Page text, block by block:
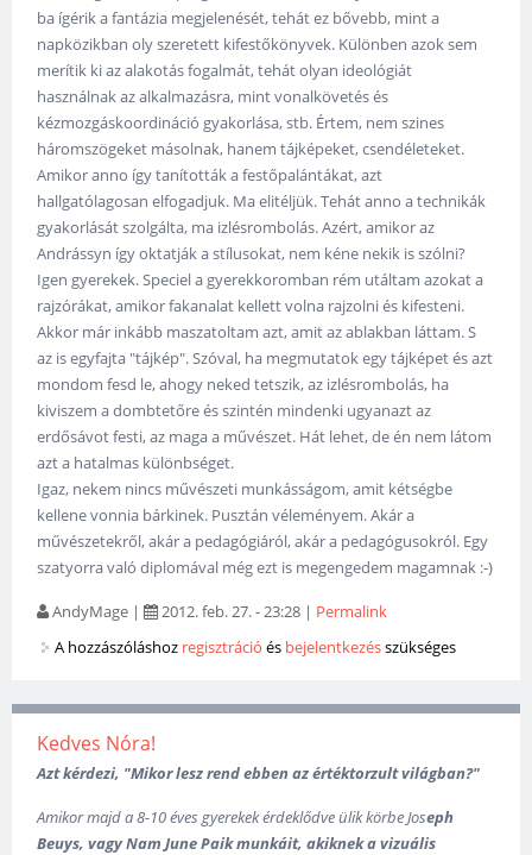
ba ígérik a fantázia megjelenését, tehát ez bővebb, mint a
napközikban oly szeretett kifestőkönyvek. Különben azok sem
merítik ki az alakotás fogalmát, tehát olyan ideológiát
használnak az alkalmazásra, mint vonalkövetés és
kézmozgáskoordináció gyakorlása, stb. Értem, nem szines
háromszögeket másolnak, hanem tájképeket, csendéleteket.
Amikor anno így tanították a festőpalántákat, azt
hallgatólagosan elfogadjuk. Ma elitéljük. Tehát anno a technikák
gyakorlását szolgálta, ma izlésrombolás. Azért, amikor az
Andrássyn így oktatják a stílusokat, nem kéne nekik is szólni?
Igen gyerekek. Speciel a gyerekkoromban rém utáltam azokat a
rajzórákat, amikor fakanalat kellett volna rajzolni és kifesteni.
Akkor már inkább maszatoltam azt, amit az ablakban láttam. S
az is egyfajta "tájkép". Szóval, ha megmutatok egy tájképet és azt
mondom fesd le, ahogy neked tetszik, az izlésrombolás, ha
kiviszem a dombtetőre és szintén mindenki ugyanazt az
erdősávot festi, az maga a művészet. Hát lehet, de én nem látom
azt a hatalmas különbséget.
Igaz, nekem nincs művészeti munkásságom, amit kétségbe
kellene vonnia bárkinek. Pusztán véleményem. Akár a
művészetekről, akár a pedagógiáról, akár a pedagógusokról. Egy
szatyorra való diplomával még ezt is megengedem magamnak :-)
AndyMage | 2012. feb. 27. - 23:28 | Permalink
A hozzászóláshoz regisztráció és bejelentkezésszükséges
Kedves Nóra!
Azt kérdezi, "Mikor lesz rend ebben az értéktorzult világban?"
Amikor majd a 8-10 éves gyerekek érdeklődve ülik körbeJoseph
Beuys, vagy Nam June Paik munkáit, akiknek a vizuális